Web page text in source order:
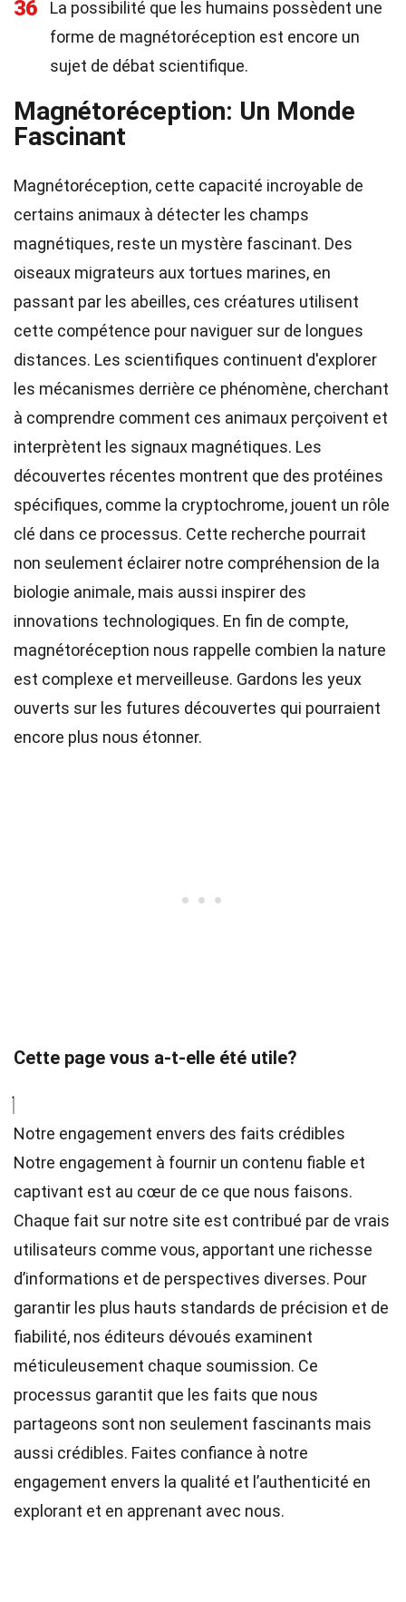
36
La possibilité que les humains possèdent une
forme de magnétoréception est encore un
sujet de débat scientifique.
Magnétoréception: Un Monde
Fascinant
Magnétoréception, cette capacité incroyable de
certains animaux à détecter les champs
magnétiques, reste un mystère fascinant. Des
oiseaux migrateurs aux tortues marines, en
passant par les abeilles, ces créatures utilisent
cette compétence pour naviguer sur de longues
distances. Les scientifiques continuent d'explorer
les mécanismes derrière ce phénomène, cherchant
à comprendre comment ces animaux perçoivent et
interprètent les signaux magnétiques. Les
découvertes récentes montrent que des protéines
spécifiques, comme la cryptochrome, jouent un rôle
clé dans ce processus. Cette recherche pourrait
non seulement éclairer notre compréhension de la
biologie animale, mais aussi inspirer des
innovations technologiques. En fin de compte,
magnétoréception nous rappelle combien la nature
est complexe et merveilleuse. Gardons les yeux
ouverts sur les futures découvertes qui pourraient
encore plus nous étonner.
Cette page vous a-t-elle été utile?
Notre engagement envers des faits crédibles
Notre engagement à fournir un contenu fiable et
captivant est au cœur de ce que nous faisons.
Chaque fait sur notre site est contribué par de vrais
utilisateurs comme vous, apportant une richesse
d’informations et de perspectives diverses. Pour
garantir les plus hauts standards de précision et de
fiabilité, nos éditeurs dévoués examinent
méticuleusement chaque soumission. Ce
processus garantit que les faits que nous
partageons sont non seulement fascinants mais
aussi crédibles. Faites confiance à notre
engagement envers la qualité et l’authenticité en
explorant et en apprenant avec nous.